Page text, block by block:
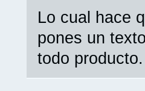
Lo cual hace
pones un
todo producto.